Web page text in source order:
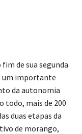
de sua segunda
um importante
da autonomia
todo, mais de 200
duas etapas da
de morango,